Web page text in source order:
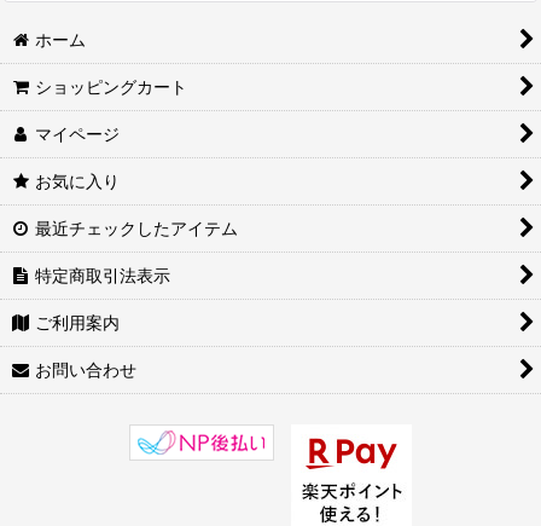
ホーム
ショッピングカート
マイページ
お気に入り
最近チェックしたアイテム
特定商取引法表示
ご利用案内
お問い合わせ